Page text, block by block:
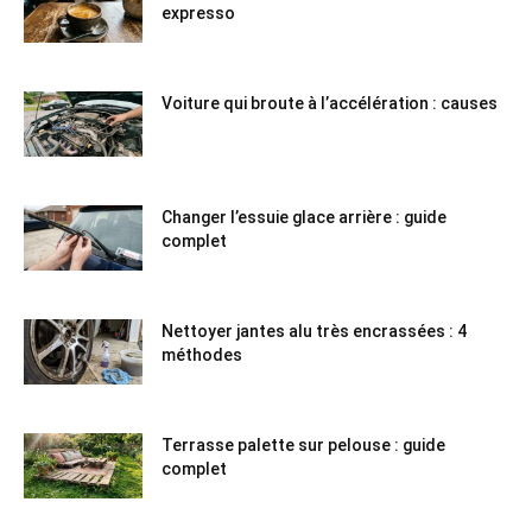
expresso
Voiture qui broute à l’accélération : causes
Changer l’essuie glace arrière : guide
complet
Nettoyer jantes alu très encrassées : 4
méthodes
Terrasse palette sur pelouse : guide
complet